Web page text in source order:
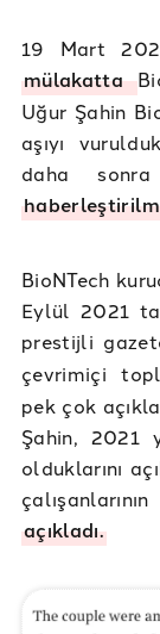
19 Mart
mülakatta
Uğur Şahin
aşıyı
daha
BioNTech
Eylül 2021
prestijli
çevrimiçi
pek çok
Şahin, 2021
olduklarını
açıkladı.